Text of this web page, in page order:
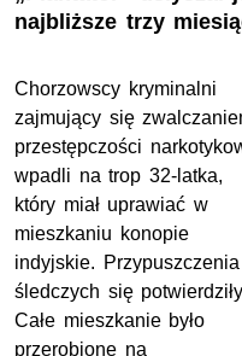
najbliższe trzy
Chorzowscy kryminalni
zajmujący się
przestępczości
wpadli na trop 32-latka,
który miał uprawiać w
mieszkaniu konopie
indyjskie. Przypuszczenia
śledczych się
Całe mieszkanie było
przerobione na